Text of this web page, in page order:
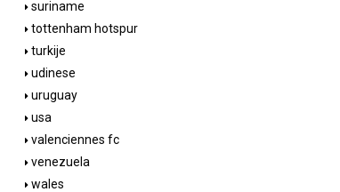
suriname
tottenham hotspur
turkije
udinese
uruguay
usa
valenciennes fc
venezuela
wales